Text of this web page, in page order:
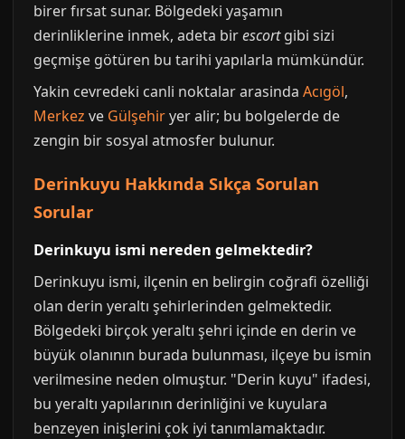
birer fırsat sunar. Bölgedeki yaşamın
derinliklerine inmek, adeta birescortgibi sizi
geçmişe götüren bu tarihi yapılarla mümkündür.
Yakin cevredeki canli noktalar arasinda Acıgöl,
Merkez ve Gülşehiryer alir; bu bolgelerde de
zengin bir sosyal atmosfer bulunur.
Derinkuyu Hakkında Sıkça Sorulan
Sorular
Derinkuyu ismi nereden gelmektedir?
Derinkuyu ismi, ilçenin en belirgin coğrafi özelliği
olan derin yeraltı şehirlerinden gelmektedir.
Bölgedeki birçok yeraltı şehri içinde en derin ve
büyük olanının burada bulunması, ilçeye bu ismin
verilmesine neden olmuştur. "Derin kuyu" ifadesi,
bu yeraltı yapılarının derinliğini ve kuyulara
benzeyen inişlerini çok iyi tanımlamaktadır.